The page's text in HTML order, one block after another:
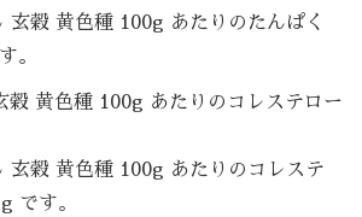
玄穀 黄色種 100g あたりのたんぱく
。
穀 黄色種 100g あたりのコレステロー
玄穀 黄色種 100g あたりのコレステ
です。